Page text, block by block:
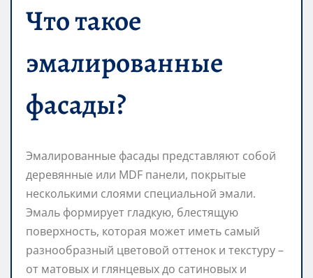
Что такое
эмалированные
фасады?
Эмалированные фасады представляют собой
деревянные или MDF панели, покрытые
несколькими слоями специальной эмали.
Эмаль формирует гладкую, блестящую
поверхность, которая может иметь самый
разнообразный цветовой оттенок и текстуру –
от матовых и глянцевых до сатиновых и